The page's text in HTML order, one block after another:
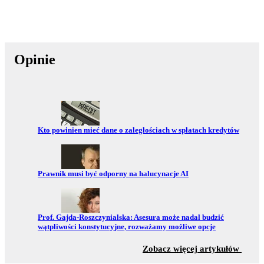
Opinie
Przejdź do:
Kto powinien mieć dane o zaległościach w spłatach kredytów
Przejdź do:
Prawnik musi być odporny na halucynacje AI
Przejdź do:
Prof. Gajda-Roszczynialska: Asesura może nadal budzić
wątpliwości konstytucyjne, rozważamy możliwe opcje
Zobacz więcej artykułów